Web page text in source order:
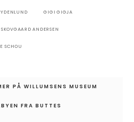
GIGI GIGJA
ANDERSEN
SCHOU
PÅ WILLUMSENS MUSEUM
FRA BUTTES